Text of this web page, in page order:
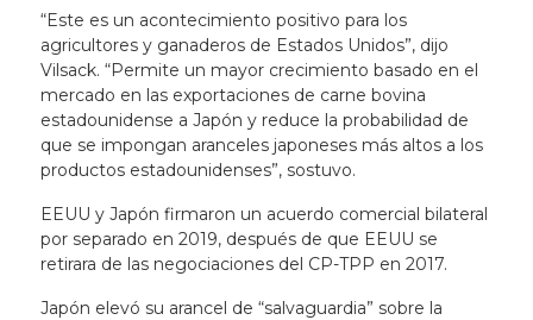
“Este es un acontecimiento positivo para los
agricultores y ganaderos de Estados Unidos”, dijo
Vilsack. “Permite un mayor crecimiento basado en el
mercado en las exportaciones de carne bovina
estadounidense a Japón y reduce la probabilidad de
que se impongan aranceles japoneses más altos a los
productos estadounidenses”, sostuvo.
EEUU y Japón firmaron un acuerdo comercial bilateral
por separado en 2019, después de que EEUU se
retirara de las negociaciones del CP-TPP en 2017.
Japón elevó su arancel de “salvaguardia” sobre la